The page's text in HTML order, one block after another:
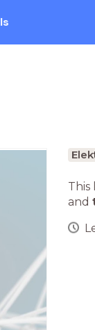
This
and